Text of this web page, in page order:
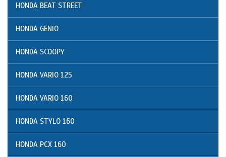
HONDA BEAT STREET
HONDA GENIO
HONDA SCOOPY
HONDA VARIO 125
HONDA VARIO 160
HONDA STYLO 160
HONDA PCX 160